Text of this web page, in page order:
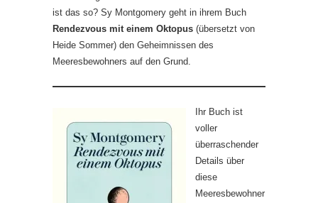
ist das so? Sy Montgomery geht in ihrem Buch
Rendezvous mit einem Oktopus (übersetzt von
Heide Sommer) den Geheimnissen des
Meeresbewohners auf den Grund.
Ihr Buch ist
voller
überraschender
Details über
diese
Meeresbewohner